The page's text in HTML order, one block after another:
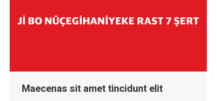
Maecenas sit amet tincidunt elit